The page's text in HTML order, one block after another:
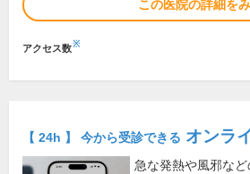
この医院の詳細を
アクセス数※
【 24h 】 今から受診できる オンラ
急な発熱や風邪な